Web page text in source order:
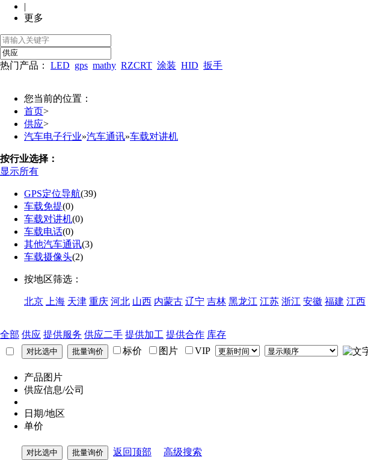
|
更多
热门产品： LED gps mathy RZCRT 涂装 HID 扳手
您当前的位置：
首页>
供应>
汽车电子行业»汽车通讯»车载对讲机
按行业选择：
显示所有
GPS定位导航(39)
车载免提(0)
车载对讲机(0)
车载电话(0)
其他汽车通讯(3)
车载摄像头(2)
按地区筛选：
北京 上海 天津 重庆 河北 山西 内蒙古 辽宁 吉林 黑龙江 江苏 浙江 安徽 福建 江西
全部 供应 提供服务 供应二手 提供加工 提供合作 库存
标价
图片 VIP
产品图片
供应信息/公司
日期/地区
单价
返回顶部 高级搜索